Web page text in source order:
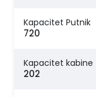
Kapacitet Putnik
720
Kapacitet kabine
202